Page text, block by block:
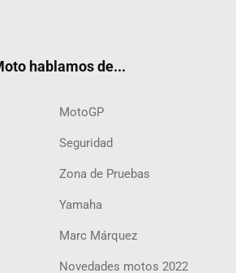
hablamos de...
MotoGP
Seguridad
Zona de Pruebas
Yamaha
Marc Márquez
Novedades motos 2022